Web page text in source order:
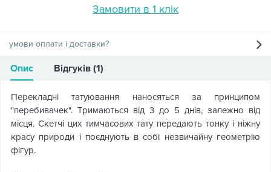
Замовити в 1 клік
умови оплати і доставки?
Опис Відгуків (1)
Перекладні татуювання наносяться за принципом
"перебивачек". Тримаються від 3 до 5 днів, залежно від
місця. Скетчі цих тимчасових тату передають тонку і ніжну
красу природи і поєднують в собі незвичайну геометрію
фігур.